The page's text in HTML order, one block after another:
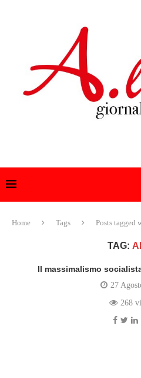
Home Tags Posts tagged
TAG:
Il massimalismo
27
268